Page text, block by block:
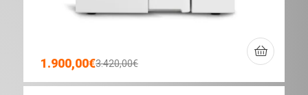
3.420,00€
1.900,00€